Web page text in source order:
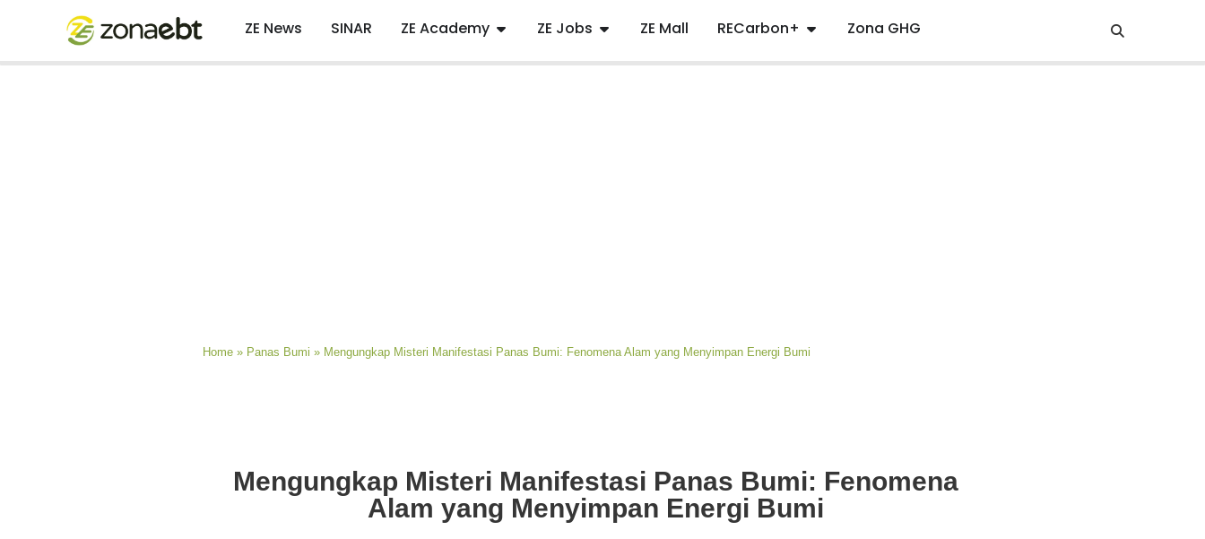
ZE News SINAR ZE Academy ZE Jobs ZE Mall RECarbon+ Zona GHG
Home » Panas Bumi » Mengungkap Misteri Manifestasi Panas Bumi: Fenomena Alam yang Menyimpan Energi Bumi
Mengungkap Misteri Manifestasi Panas Bumi: Fenomena
Alam yang Menyimpan Energi Bumi